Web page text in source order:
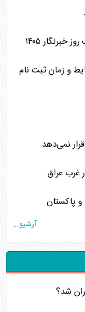
فروش سایپا مرداد ۱۴۰۵ / شرایط و زمان ثبت نام
نمی‌دهد
عراق
و پاکستان
آرشیو...